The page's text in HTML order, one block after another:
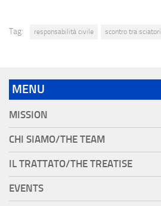
Tag: responsabilità civile scontro tra sciatori
MENU
MISSION
CHI SIAMO/THE TEAM
IL TRATTATO/THE TREATISE
EVENTS